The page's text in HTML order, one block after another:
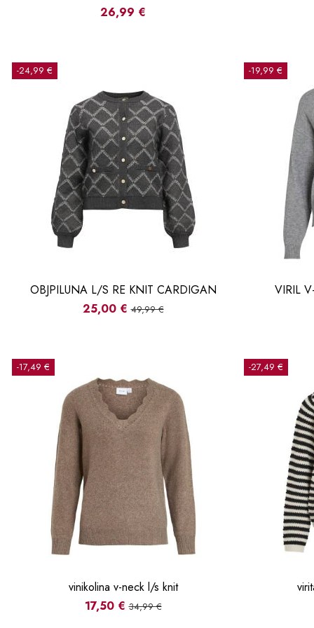
26,99 €
-24,99 €
OBJPILUNA L/S RE KNIT CARDIGAN
25,00 € 49,99 €
-19,99 €
VIRIL
-17,49 €
vinikolina v-neck l/s knit
17,50 € 34,99 €
-27,49 €